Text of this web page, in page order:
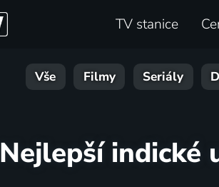
TV stanice
Vše Filmy Seriály
Nejlepší indické